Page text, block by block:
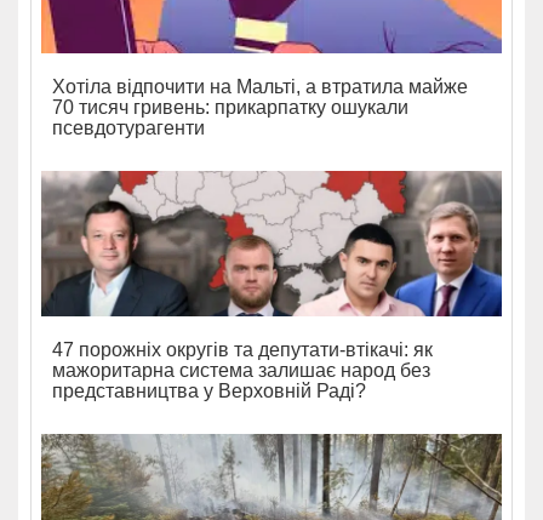
Хотіла відпочити на Мальті, а втратила майже
70 тисяч гривень: прикарпатку ошукали
псевдотурагенти
47 порожніх округів та депутати-втікачі: як
мажоритарна система залишає народ без
представництва у Верховній Раді?